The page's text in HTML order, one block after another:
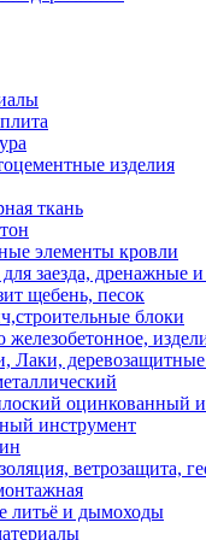
изделия
ткань
элементы кровли
заезда, дренажные
щебень, песок
блоки
железобетонное,
Лаки,
оцинкованный
инструмент
ветрозащита,
литьё и дымоходы